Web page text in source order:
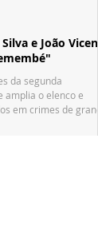
e João
da segunda
amplia o elenco e
em crimes de